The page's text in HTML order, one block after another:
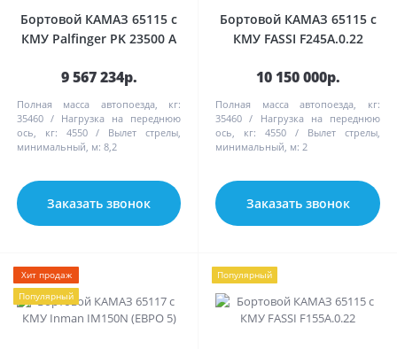
Бортовой КАМАЗ 65115 с
КМУ Palfinger PK 23500 А
9 567 234р.
Полная масса автопоезда, кг:
35460
Нагрузка на переднюю
ось, кг:
4550
Вылет стрелы,
минимальный, м: 8,2
Заказать звонок
Бортовой КАМАЗ 65115 с
КМУ FASSI F245А.0.22
10 150 000р.
Полная масса автопоезда, кг:
35460
Нагрузка на переднюю
ось, кг:
4550
Вылет стрелы,
минимальный, м: 2
Заказать звонок
Хит продаж
Популярный
Популярный